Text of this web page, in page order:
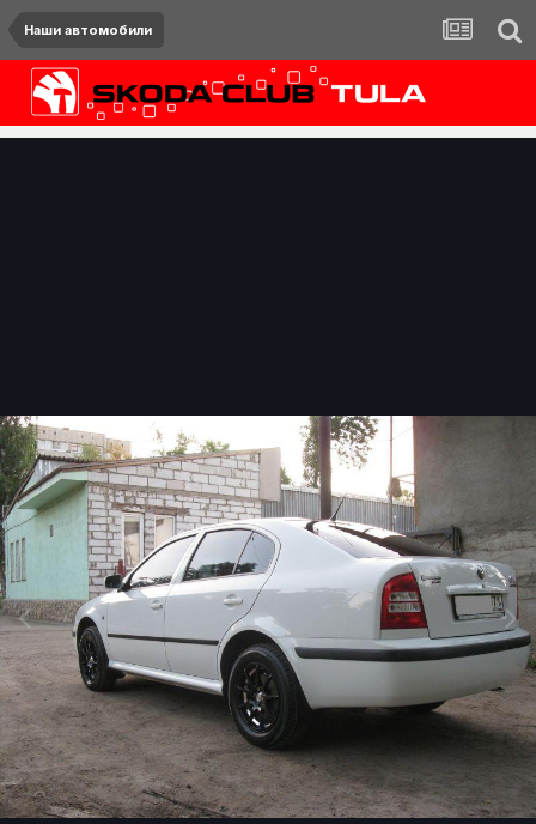
Наши автомобили